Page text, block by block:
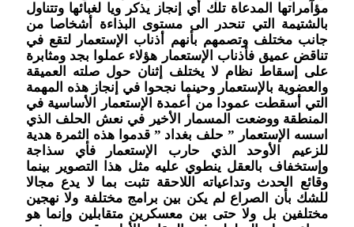
مؤآمراتها المدعاة تلك أي إنجاز يذكر ويا لغبائها وتتناول
بالشتيمة التي تنحدر الى مستوى البذاءة أشخاصا من
جانب مختلف وتصمهم بأنهم أذناب الإستعمار لتقع في
تناقض عميق فأذناب الإستعمار هؤلاء عملوا بجد ومثابرة
على إسقاط نظام لا يختلف إثنان حول صلته العميقة
والعضوية بالإستعمار وحينما نجحوا في إنجاز هذه المهمة
التي أسقطت عمودا من أعمدة الإستعمار الأساسية في
المنطقة ووضعت المسمار الأخير في نعش الحلف الذي
اسسه الإستعمار ” حلف بغداد ” قدموا هذه الثمرة هدية
للزعيم الأوحد الذي حارب الإستعمار فأي سذاجة
وإستخفاف بالعقل ينطوي عليه مثل هذا التصوير بينما
وقائع الحدث وتداعياته اللاحقة تثبت بما لا يدع مجالا
للشك بأن الصراع لم يكن بين برامج مختلفة ولا نهجين
مختلفين بل ولا حتى بين معسكرين متقابلين وإنما هو